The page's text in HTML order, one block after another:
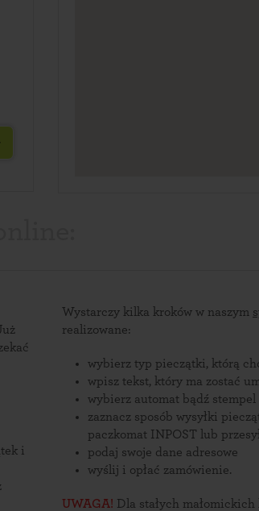
i
Wystarczy kilka kroków w naszym
realizowane:
wybierz typ pieczątki, którą
wpisz tekst, który ma zostać
wybierz automat bądź stempel
zaznacz sposób wysyłki
paczkomat INPOST lub
podaj swoje dane adresowe
wyślij i opłać zamówienie.
UWAGA! Dla stałych